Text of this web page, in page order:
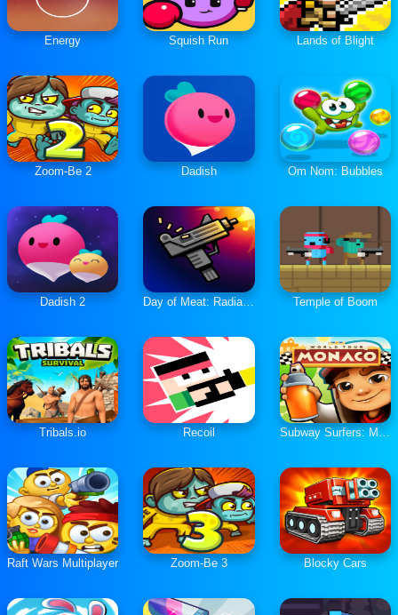
Energy Squish Run Lands of Blight
Zoom-Be 2 Dadish Om Nom: Bubbles
Dadish 2 Day of Meat: Radiation Temple of Boom
Tribals.io Recoil Subway Surfers: Monaco
Raft Wars Multiplayer Zoom-Be 3 Blocky Cars